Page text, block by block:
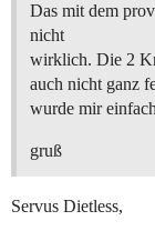
Das mit dem
nicht
wirklich. Die 2
auch nicht ganz
wurde mir
gruß
Servus Dietless,